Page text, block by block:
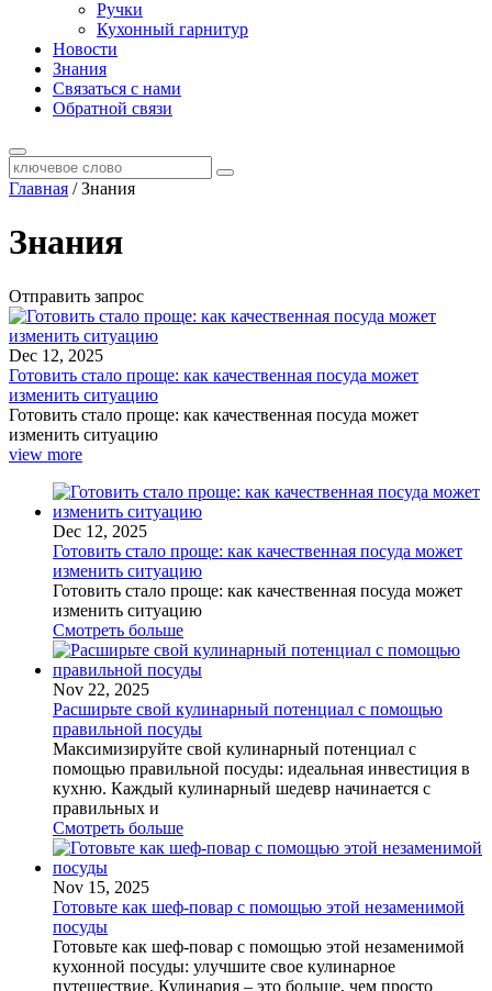
Ручки
Кухонный гарнитур
Новости
Знания
Связаться с нами
Обратной связи
Главная /Знания
Знания
Отправить запрос
Dec 12, 2025
Готовить стало проще: как качественная посуда может
изменить ситуацию
Готовить стало проще: как качественная посуда может
изменить ситуацию
view more
Dec 12, 2025
Готовить стало проще: как качественная посуда может
изменить ситуацию
Готовить стало проще: как качественная посуда может
изменить ситуацию
Смотреть больше
Nov 22, 2025
Расширьте свой кулинарный потенциал с помощью
правильной посуды
Максимизируйте свой кулинарный потенциал с
помощью правильной посуды: идеальная инвестиция в
кухню. Каждый кулинарный шедевр начинается с
правильных и
Смотреть больше
Nov 15, 2025
Готовьте как шеф-повар с помощью этой незаменимой
посуды
Готовьте как шеф-повар с помощью этой незаменимой
кухонной посуды: улучшите свое кулинарное
путешествие. Кулинария – это больше, чем просто